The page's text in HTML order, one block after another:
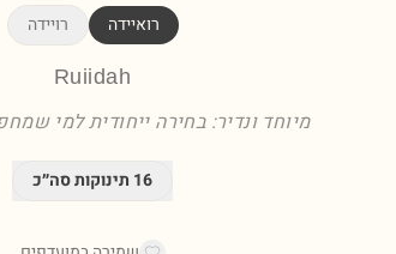
רואיידה רויידה
Ruiidah
מיוחד ונדיר: בחירה ייחודית למי
16 תינוקות סה״כ